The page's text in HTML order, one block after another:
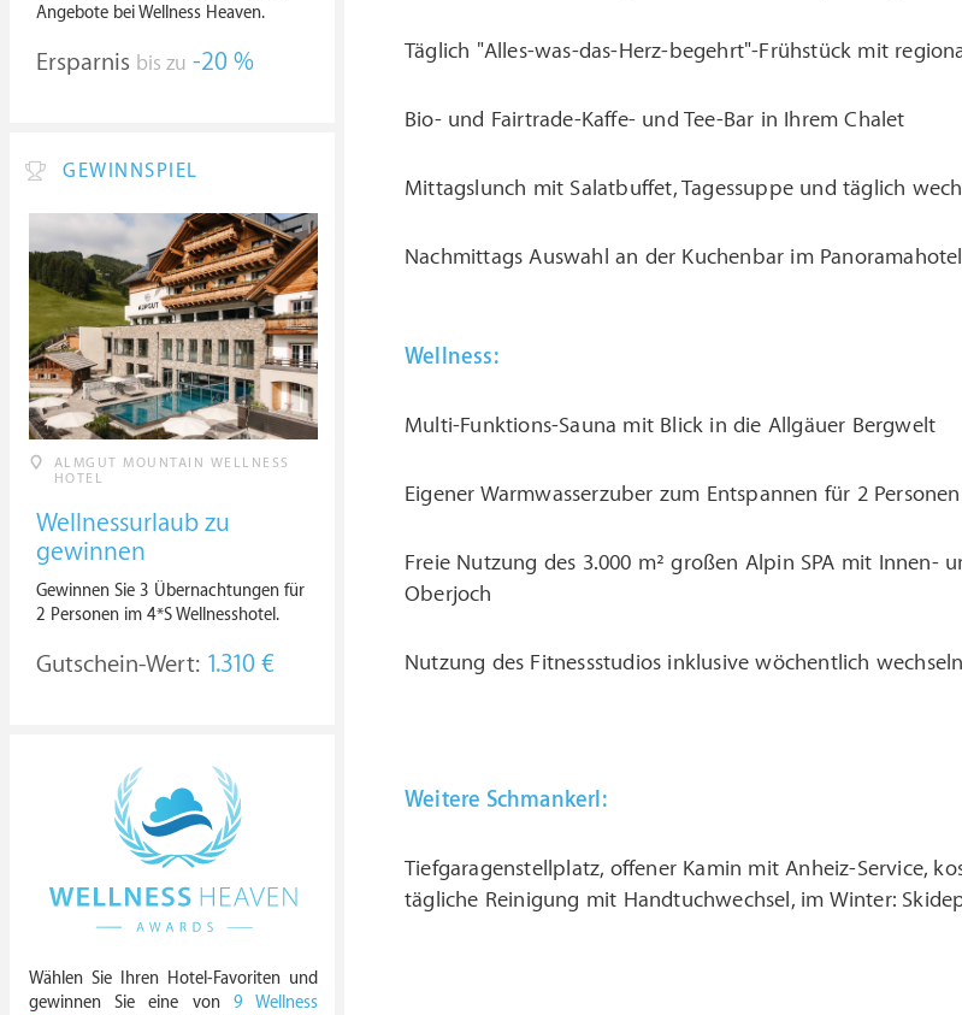
Täglich "Alles-was-das-Herz-begehrt"-Frühstück mit
Bio- und Fairtrade-Kaffe- und Tee-Bar in Ihrem Chalet
Mittagslunch mit Salatbuffet, Tagessuppe und täglich
Nachmittags Auswahl an der Kuchenbar im
Wellness:
Multi-Funktions-Sauna mit Blick in die Allgäuer Bergwelt
Eigener Warmwasserzuber zum Entspannen für 2 Personen
Freie Nutzung des 3.000 m² großen Alpin SPA mit Innen-
Oberjoch
Nutzung des Fitnessstudios inklusive wöchentlich
Weitere Schmankerl:
Tiefgaragenstellplatz, offener Kamin mit Anheiz-Service,
tägliche Reinigung mit Handtuchwechsel, im Winter:
Angebote bei Wellness Heaven.
Ersparnis bis zu -20 %
GEWINNSPIEL
ALMGUT MOUNTAIN WELLNESS
HOTEL
Wellnessurlaub zu
gewinnen
Gewinnen Sie 3 Übernachtungen für
2 Personen im 4*S Wellnesshotel.
Gutschein-Wert: 1.310 €
Wählen Sie Ihren Hotel-Favoriten und
gewinnen Sie eine von 9 Wellness